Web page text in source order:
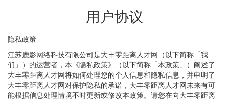
用户协议
隐私政策
江苏鹿影网络科技有限公司是大丰零距离人才网（以下简称「我
们」）的运营者，本《隐私政策》（以下简称「本政策」）阐述了
大丰零距离人才网将如何处理您的个人信息和隐私信息，并申明了
大丰零距离人才网对保护隐私的承诺，大丰零距离人才网未来有可
能根据信息处理情境不时更新或修改本政策。请您在向大丰零距离